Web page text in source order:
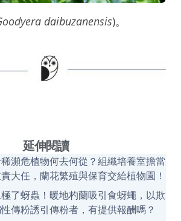
daibuzanensis)。
延伸閱讀
瀕危植物何去何從？組織培養室擔當
大任，蘭花繁殖與保育交給植物園！
了蚜蟲！暖地杓蘭吸引食蚜蠅，以欺
傳粉誘引傳粉者，有提供報酬嗎？